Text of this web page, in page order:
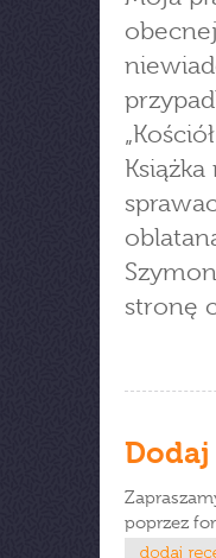
stronę
Dodaj
poprzez